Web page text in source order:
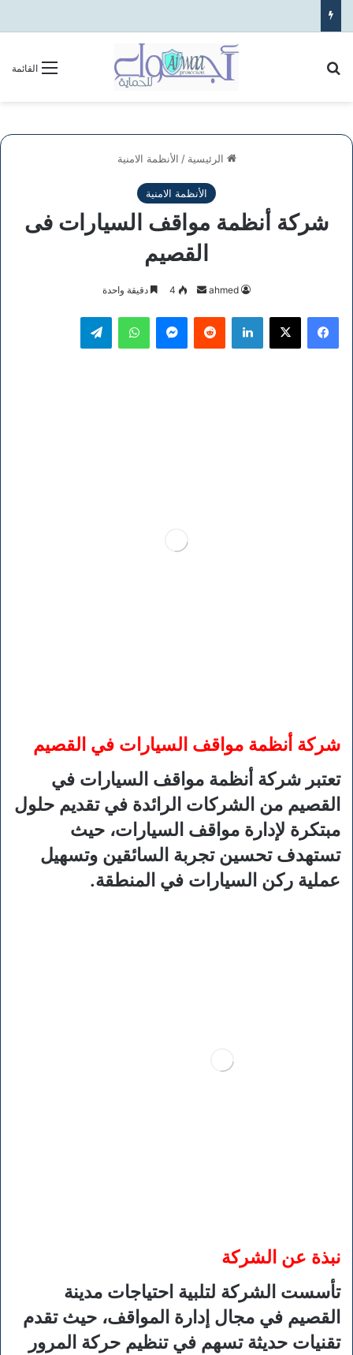
القائمة
الرئيسية / الأنظمة الامنية
الأنظمة الامنية
شركة أنظمة مواقف السيارات فى
القصيم
ahmed
أرسل
إلكترونيا
4 دقيقة واحدة
فيسبوك ‫X لينكدإن ماسنجر واتساب تيلقرام
شركة أنظمة مواقف السيارات في القصيم
تعتبر شركة أنظمة مواقف السيارات في
القصيم من الشركات الرائدة في تقديم حلول
مبتكرة لإدارة مواقف السيارات، حيث
تستهدف تحسين تجربة السائقين وتسهيل
عملية ركن السيارات في المنطقة.
نبذة عن الشركة
تأسست الشركة لتلبية احتياجات مدينة
القصيم في مجال إدارة المواقف، حيث تقدم
تقنيات حديثة تسهم في تنظيم حركة المرور